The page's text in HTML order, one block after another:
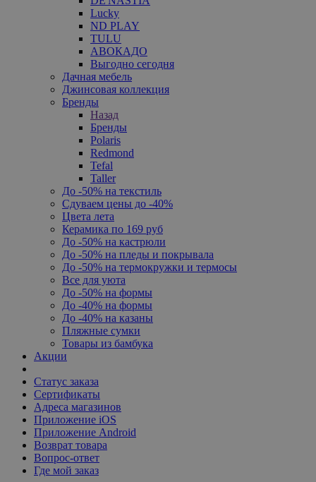
Lucky
ND PLAY
TULU
АВОКАДО
Выгодно сегодня
Дачная мебель
Джинсовая коллекция
Бренды
Назад
Бренды
Polaris
Redmond
Tefal
Taller
До -50% на текстиль
Сдуваем цены до -40%
Цвета лета
Керамика по 169 руб
До -50% на кастрюли
До -50% на пледы и покрывала
До -50% на термокружки и термосы
Все для уюта
До -50% на формы
До -40% на формы
До -40% на казаны
Пляжные сумки
Товары из бамбука
Акции
Статус заказа
Сертификаты
Адреса магазинов
Приложение iOS
Приложение Android
Возврат товара
Вопрос-ответ
Где мой заказ